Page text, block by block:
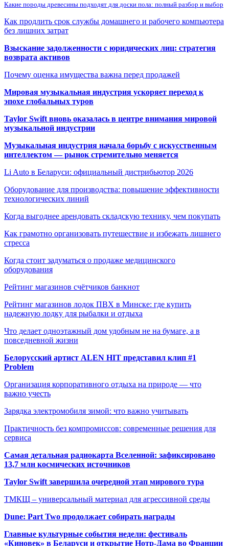
Какие породы древесины подходят для доски пола: полный разбор и выбор
Как продлить срок службы домашнего и рабочего компьютера
без лишних затрат
Взыскание задолженности с юридических лиц: стратегия
возврата активов
Почему оценка имущества важна перед продажей
Мировая музыкальная индустрия ускоряет переход к
эпохе глобальных туров
Taylor Swift вновь оказалась в центре внимания мировой
музыкальной индустрии
Музыкальная индустрия начала борьбу с искусственным
интеллектом — рынок стремительно меняется
Li Auto в Беларуси: официальный дистрибьютор 2026
Оборудование для производства: повышение эффективности
технологических линий
Когда выгоднее арендовать складскую технику, чем покупать
Как грамотно организовать путешествие и избежать лишнего
стресса
Когда стоит задуматься о продаже медицинского
оборудования
Рейтинг магазинов счётчиков банкнот
Рейтинг магазинов лодок ПВХ в Минске: где купить
надежную лодку для рыбалки и отдыха
Что делает одноэтажный дом удобным не на бумаге, а в
повседневной жизни
Белорусский артист ALEN HIT представил клип #1
Problem
Организация корпоративного отдыха на природе — что
важно учесть
Зарядка электромобиля зимой: что важно учитывать
Практичность без компромиссов: современные решения для
сервиса
Самая детальная радиокарта Вселенной: зафиксировано
13,7 млн космических источников
Taylor Swift завершила очередной этап мирового тура
ТМКЩ – универсальный материал для агрессивной среды
Dune: Part Two продолжает собирать награды
Главные культурные события недели: фестиваль
«Киновек» в Беларуси и открытие Нотр-Дама во Франции